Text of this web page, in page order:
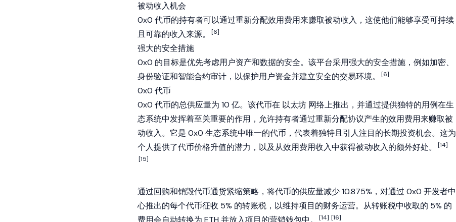
被动收入机会
0x0 代币的持有者可以通过重新分配效用费用来赚取被动收入，这使他们能够享受可持续
且可靠的收入来源。
[6]
强大的安全措施
0x0 的目标是优先考虑用户资产和数据的安全。该平台采用强大的安全措施，例如加密、
身份验证和智能合约审计，以保护用户资金并建立安全的交易环境。 [6]
0x0 代币
0x0 代币的总供应量为 10 亿。该代币在 以太坊 网络上推出，并通过提供独特的用例在生
态系统中发挥着至关重要的作用，允许持有者通过重新分配协议产生的效用费用来赚取被
动收入。它是 0x0 生态系统中唯一的代币，代表着独特且引人注目的长期投资机会。这为
个人提供了代币价格升值的潜力，以及从效用费用收入中获得被动收入的额外好处。
[14]
[15]
通过回购和销毁代币通货紧缩策略，将代币的供应量减少 10.875%，对通过 0x0 开发者中
心推出的每个代币征收 5% 的转账税，以维持项目的财务运营。从转账税中收取的 5% 的
费用会自动转换为 ETH 并放入项目的营销钱包中。
[14] [16]